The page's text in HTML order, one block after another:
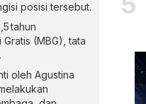
posisi tersebut.
tahun
(MBG), tata
oleh Agustina